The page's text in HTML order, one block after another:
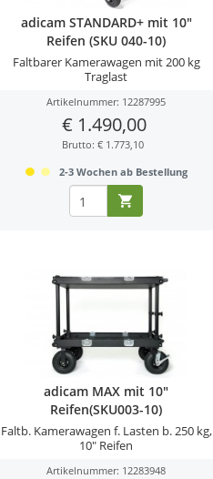
adicam STANDARD+ mit 10"
Reifen (SKU 040-10)
Faltbarer Kamerawagen mit 200 kg
Traglast
Artikelnummer: 12287995
€ 1.490,00
Brutto: € 1.773,10
2-3 Wochen ab Bestellung
adicam MAX mit 10"
Reifen(SKU003-10)
Faltb. Kamerawagen f. Lasten b. 250 kg,
10" Reifen
Artikelnummer: 12283948